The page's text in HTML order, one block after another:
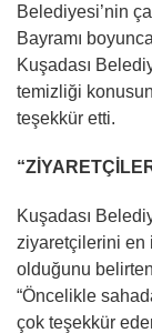
Belediyesi’nin
Bayramı
Kuşadası
temizliği
teşekkür etti.
Kuşadası
ziyaretçilerini en
olduğunu
“Öncelikle
çok teşekkür